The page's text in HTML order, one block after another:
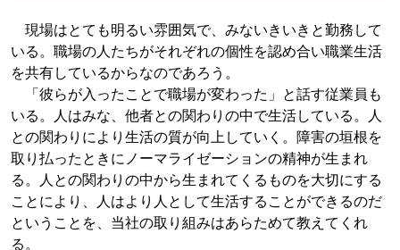
現場はとても明るい雰囲気で、みないきいきと勤務して
いる。職場の人たちがそれぞれの個性を認め合い職業生活
を共有しているからなのであろう。
「彼らが入ったことで職場が変わった」と話す従業員も
いる。人はみな、他者との関わりの中で生活している。人
との関わりにより生活の質が向上していく。障害の垣根を
取り払ったときにノーマライゼーションの精神が生まれ
る。人との関わりの中から生まれてくるものを大切にする
ことにより、人はより人として生活することができるのだ
ということを、当社の取り組みはあらためて教えてくれ
る。